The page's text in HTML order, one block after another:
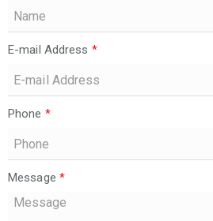
E-mail Address *
Phone *
Message *